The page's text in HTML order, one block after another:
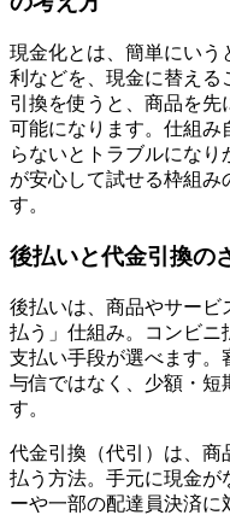
現金化とは、簡単にいう
利などを、現金に替える
引換を使うと、商品を
可能になります。仕組み
らないとトラブルにな
が安心して試せる枠組み
す。
後払いと代金引換の
後払いは、商品やサービ
払う」仕組み。コンビニ
支払い手段が選べます。
与信ではなく、少額・短
す。
代金引換（代引）は、商
払う方法。手元に現金が
ーや一部の配達員決済に